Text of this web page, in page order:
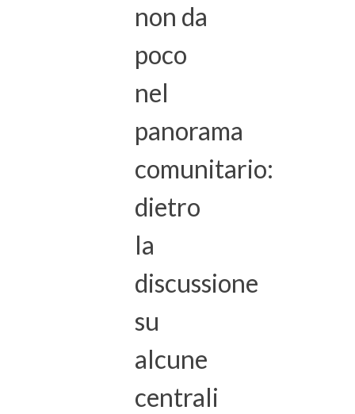
non da
poco
nel
panorama
comunitario:
dietro
la
discussione
su
alcune
centrali